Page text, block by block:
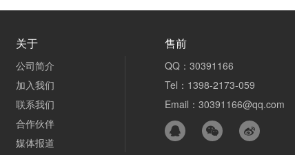
关于
公司简介
加入我们
联系我们
合作伙伴
媒体报道
售前
QQ：30391166
Tel：1398-2173-059
Email：30391166@qq.com